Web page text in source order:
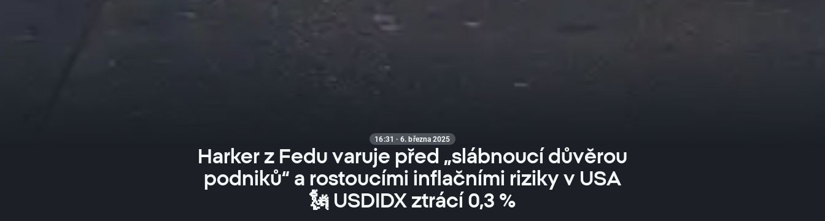
16:31 · 6. března 2025
Harker z Fedu varuje před „slábnoucí důvěrou
podniků“ a rostoucími inflačními riziky v USA
🗽 USDIDX ztrácí 0,3 %